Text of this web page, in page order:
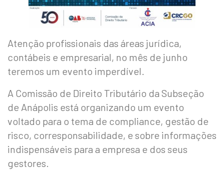
Atenção profissionais das áreas jurídica,
contábeis e empresarial, no mês de junho
teremos um evento imperdível.
A Comissão de Direito Tributário da Subseção
de Anápolis está organizando um evento
voltado para o tema de compliance, gestão de
risco, corresponsabilidade, e sobre informações
indispensáveis para a empresa e dos seus
gestores.